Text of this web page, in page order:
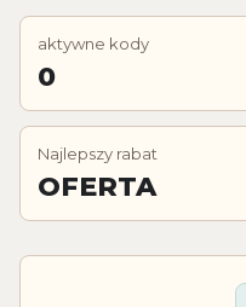
aktywne kody
0
Najlepszy rabat
OFERTA